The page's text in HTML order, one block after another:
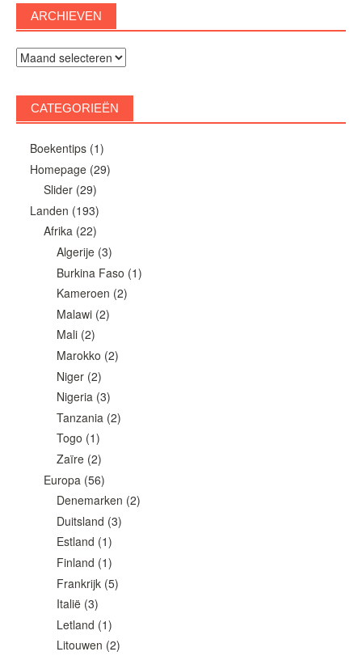
ARCHIEVEN
Archieven
CATEGORIEËN
Boekentips(1)
Homepage(29)
Slider(29)
Landen (193)
Afrika(22)
Algerije (3)
Burkina Faso (1)
Kameroen (2)
Malawi (2)
Mali (2)
Marokko (2)
Niger (2)
Nigeria (3)
Tanzania (2)
Togo (1)
Zaïre (2)
Europa (56)
Denemarken (2)
Duitsland (3)
Estland (1)
Finland (1)
Frankrijk (5)
Italië (3)
Letland (1)
Litouwen (2)